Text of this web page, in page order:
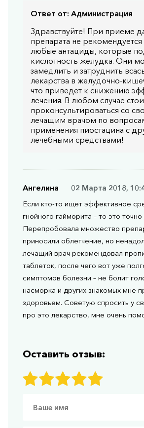
Ответ от: Администрация
Здравствуйте! При приеме
препарата не
любые антациды, которые
кислотность желудка. Они
замедлить и затруднить
лекарства в желудочно-
что приведет к снижению
лечения. В любом случае
проконсультироваться со
лечащим врачом по
применения пиостацина с
лечебными средствами!
Ангелина
02 Марта 2018,
Если кто-то ищет эффективное
гнойного гайморита – то это точно
Перепробовала множество
приносили облегчение, но
лечащий врач рекомендовал
таблеток, после чего вот уже
симптомов болезни – не болит
насморка и других знакомых мне
здоровьем. Советую спросить у
про это лекарство, мне очень
Оставить отзыв: